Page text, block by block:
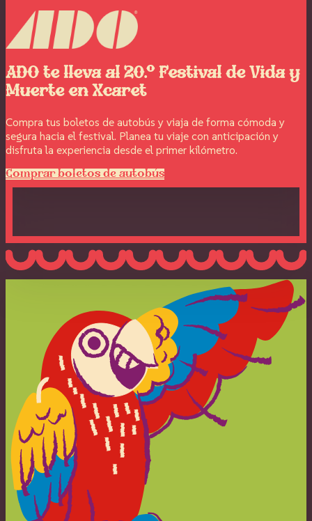
ADO te lleva al 20.º Festival de Vida y
Muerte en Xcaret
Compra tus boletos de autobús y viaja de forma cómoda y
segura hacia el festival. Planea tu viaje con anticipación y
disfruta la experiencia desde el primer kilómetro.
Comprar boletos de autobús